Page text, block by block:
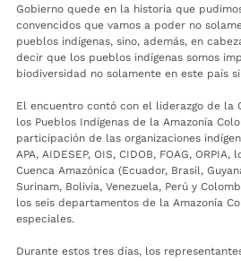
Gobierno quede en la historia que
convencidos que vamos a poder no
pueblos indígenas, sino, además, en
decir que los pueblos indígenas somos
biodiversidad no solamente en este país
El encuentro contó con el liderazgo de la
los Pueblos Indígenas de la Amazonía
participación de las organizaciones
APA, AIDESEP, OIS, CIDOB, FOAG,
Cuenca Amazónica (Ecuador, Brasil,
Surinam, Bolivia, Venezuela, Perú y
los seis departamentos de la Amazonía
especiales.
Durante estos tres días, los